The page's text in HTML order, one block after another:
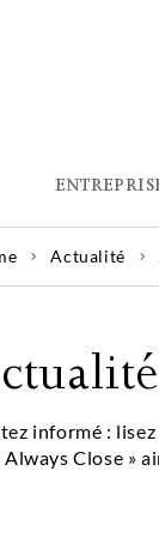
Actualité
informé :
Always Close »